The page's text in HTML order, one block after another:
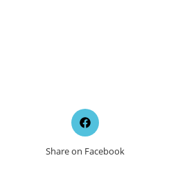
Opens
in
new
Share on Facebook